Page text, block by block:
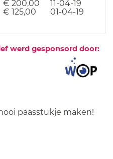
€ 200,00
11-04-19
€ 125,00 01-04-19
werd gesponsord door:
paasstukje maken!